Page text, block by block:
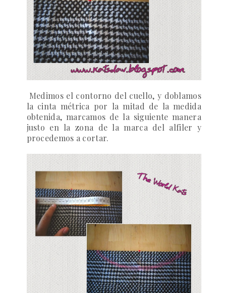
Medimos el contorno del cuello, y doblamos
la cinta métrica por la mitad de la medida
obtenida, marcamos de la siguiente manera
justo en la zona de la marca del alfiler y
procedemos a cortar.